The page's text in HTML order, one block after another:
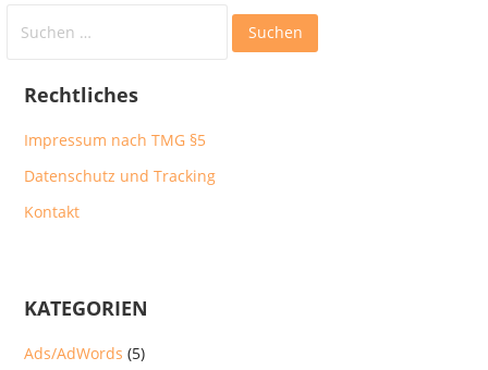
nach:
Rechtliches
Impressum nach TMG §5
Datenschutz und Tracking
Kontakt
KATEGORIEN
Ads/AdWords (5)